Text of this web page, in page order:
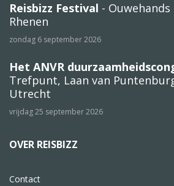
Reisbizz Festival -
Rhenen
zondag 6 september 2026
Het ANVR
Trefpunt, Laan van
Utrecht
vrijdag 25 september 2026
OVER REISBIZZ
Contact